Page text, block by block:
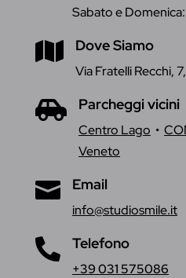
Sabato e
 Dove Siamo
Via Fratelli Recchi,
 Parcheggi vicini
Centro Lago •
Veneto
 Email
info@studiosmile.it
 Telefono
+39 031 575086